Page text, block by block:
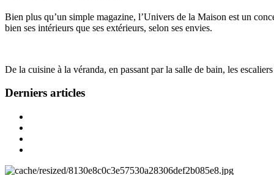
Bien plus qu’un simple magazine, l’Univers de la Maison est un
bien ses intérieurs que ses extérieurs, selon ses envies.
De la cuisine à la véranda, en passant par la salle de bain, les
Derniers articles